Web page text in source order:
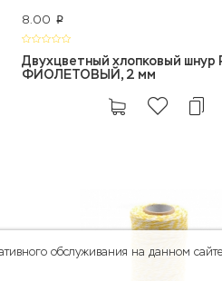
8.00 p
Двухцветный хлопковый
ФИОЛЕТОВЫЙ, 2 мм
обслуживания на данном